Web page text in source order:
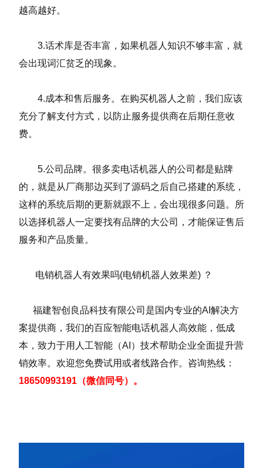
越高越好。
3.话术库是否丰富，如果机器人知识不够丰富，就
会出现词汇贫乏的现象。
4.成本和售后服务。在购买机器人之前，我们应该
充分了解支付方式，以防止服务提供商在后期任意收
费。
5.公司品牌。很多卖电话机器人的公司都是贴牌
的，就是从厂商那边买到了源码之后自己搭建的系统，
这样的系统后期的更新就跟不上，会出现很多问题。所
以选择机器人一定要找有品牌的大公司，才能保证售后
服务和产品质量。
电销机器人有效果吗(电销机器人效果差) ？
福建智创良品科技有限公司是国内专业的AI解决方
案提供商，我们的百应智能电话机器人高效能，低成
本，致力于用人工智能（AI）技术帮助企业全面提升营
销效率。欢迎您免费试用或者线路合作。咨询热线：
18650993191（微信同号）。